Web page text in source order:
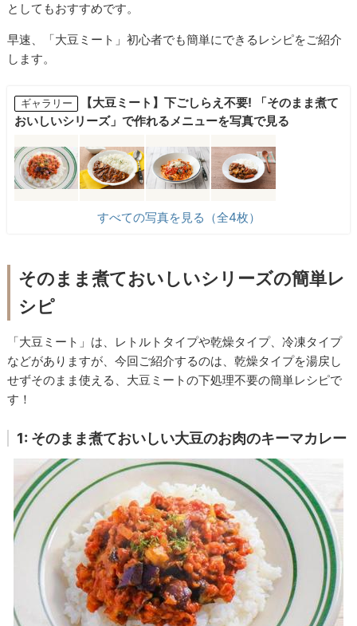
としてもおすすめです。
早速、「大豆ミート」初心者でも簡単にできるレシピをご紹介
します。
ギャラリー
【大豆ミート】下ごしらえ不要! 「そのまま煮て
おいしいシリーズ」で作れるメニューを写真で見る
すべての写真を見る（全4枚）
そのまま煮ておいしいシリーズの簡単レ
シピ
「大豆ミート」は、レトルトタイプや乾燥タイプ、冷凍タイプ
などがありますが、今回ご紹介するのは、乾燥タイプを湯戻し
せずそのまま使える、大豆ミートの下処理不要の簡単レシピで
す！
1: そのまま煮ておいしい大豆のお肉のキーマカレー